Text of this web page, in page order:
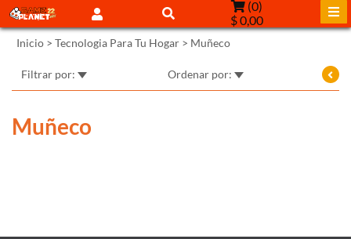
(0)
$ 0,00
Inicio > Tecnologia Para Tu Hogar > Muñeco
Filtrar por: Ordenar por:
Muñeco